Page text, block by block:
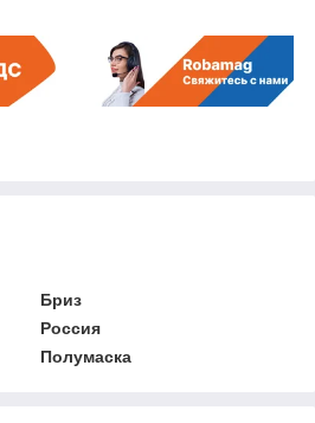
Бриз
Россия
Полумаска